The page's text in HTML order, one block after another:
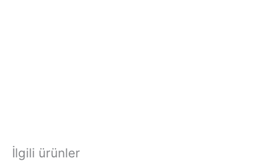
İlgili ürünler